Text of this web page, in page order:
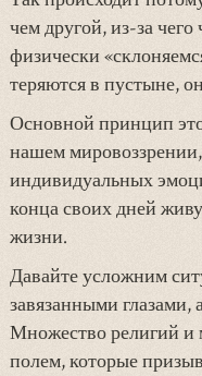
чем другой, из-за
физически
теряются в пустыне,
Основной принцип
нашем
индивидуальных
конца своих дней
жизни.
Давайте усложним
завязанными глазами,
Множество религий и
полем, которые